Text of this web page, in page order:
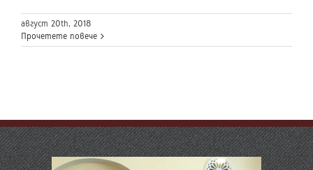
август 20th, 2018
Прочетете повече